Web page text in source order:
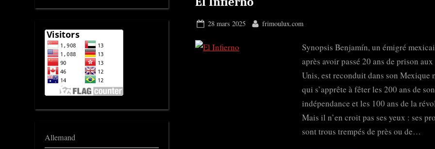
Posted
28 mars 2025 By
frimoulux.com
Synopsis Benjamín, un émigré
après avoir passé 20 ans de prison
Unis, est reconduit dans son Mexique
qui s’apprête à fêter les 200 ans de son
indépendance et les 100 ans de la
Mais il n’en croit pas ses yeux : ses
sont trous trempés de près ou de…
Allemand